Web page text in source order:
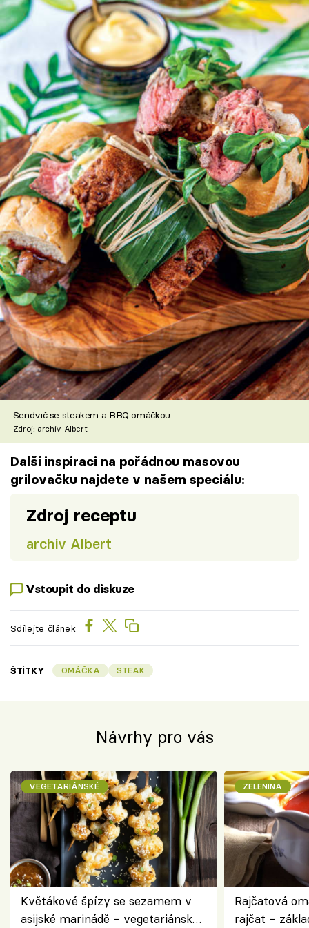
Sendvič se steakem a BBQ omáčkou
Zdroj: archiv Albert
Další inspiraci na pořádnou masovou
grilovačku najdete v našem speciálu:
Zdroj receptu
archiv Albert
Vstoupit do diskuze
Sdílejte článek
ŠTÍTKY OMÁČKA STEAK
Návrhy pro vás
VEGETARIÁNSKÉ
Květákové špízy se sezamem v
asijské marinádě – vegetariánská
ZELENINA
Rajčatová
rajčat –